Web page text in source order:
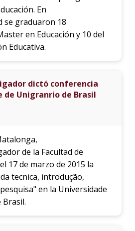
En
se graduaron 18
en Educación y 10 del
Educativa.
dictó conferencia
de Unigranrio de Brasil
de la Facultad de
17 de marzo de 2015 la
tecnica, introdução,
en la Universidade